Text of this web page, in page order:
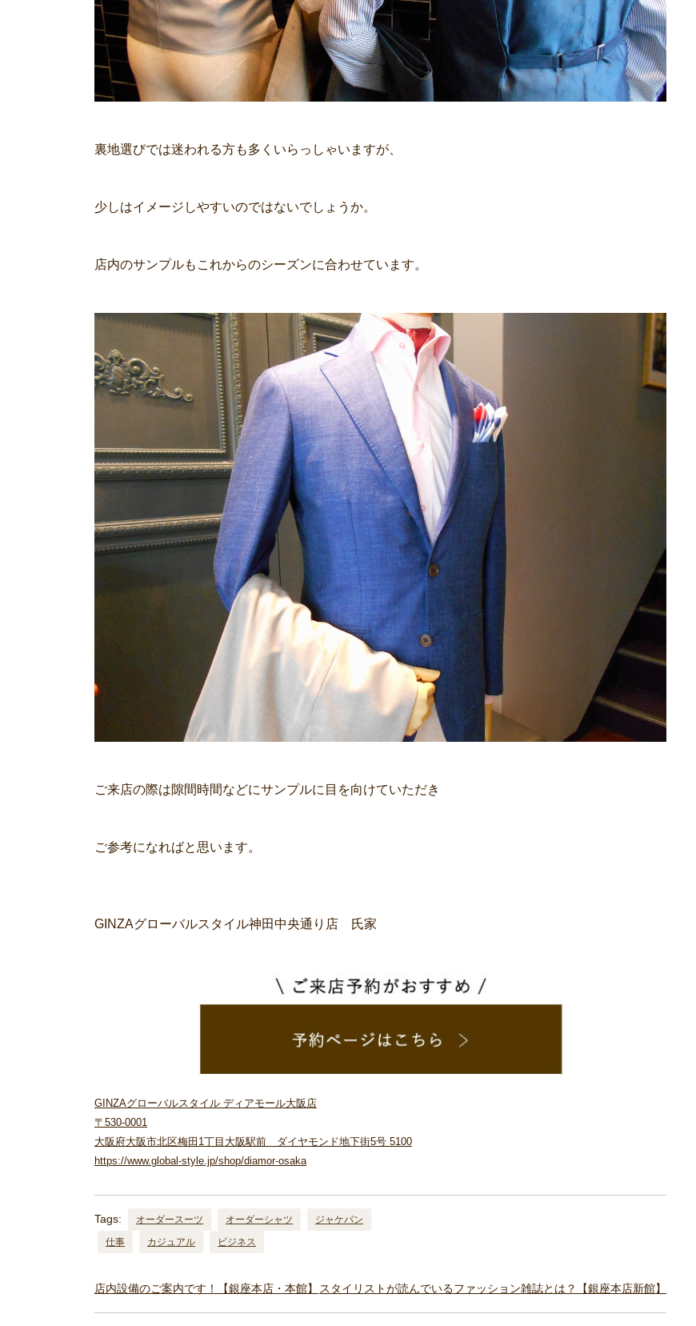
裏地選びでは迷われる方も多くいらっしゃいますが、
少しはイメージしやすいのではないでしょうか。
店内のサンプルもこれからのシーズンに合わせています。
ご来店の際は隙間時間などにサンプルに目を向けていただき
ご参考になればと思います。
GINZAグローバルスタイル神田中央通り店 氏家
GINZAグローバルスタイル ディアモール大阪店
〒530-0001
大阪府大阪市北区梅田1丁目大阪駅前 ダイヤモンド地下街5号 5100
https://www.global-style.jp/shop/diamor-osaka
Tags: オーダースーツ オーダーシャツ
ジャケパン
仕事
カジュアル ビジネス
店内設備のご案内です！【銀座本店・本館】 スタイリストが読んでいるファッション雑誌とは？【銀座本店新館】